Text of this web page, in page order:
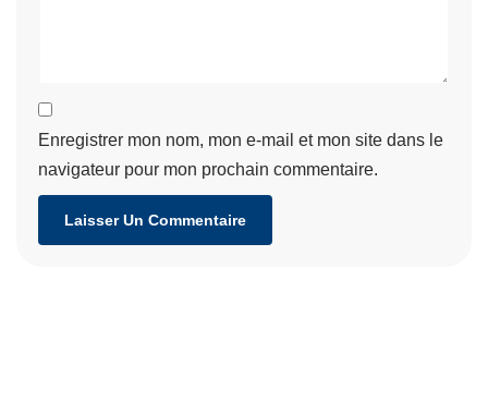
Enregistrer mon nom, mon e-mail et mon site dans le
navigateur pour mon prochain commentaire.